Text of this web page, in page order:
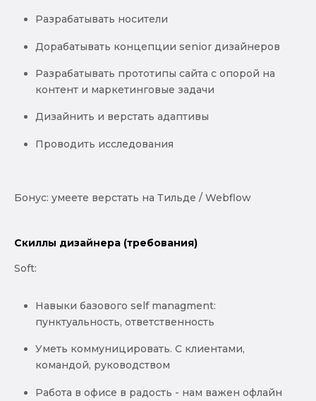
Разрабатывать носители
Дорабатывать концепции senior дизайнеров
Разрабатывать прототипы сайта с опорой на
контент и маркетинговые задачи
Дизайнить и верстать адаптивы
Проводить исследования
Бонус: умеете верстать на Тильде / Webflow
Скиллы дизайнера (требования)
Soft:
Навыки базового self managment:
пунктуальность, ответственность
Уметь коммуницировать. С клиентами,
командой, руководством
Работа в офисе в радость - нам важен офлайн